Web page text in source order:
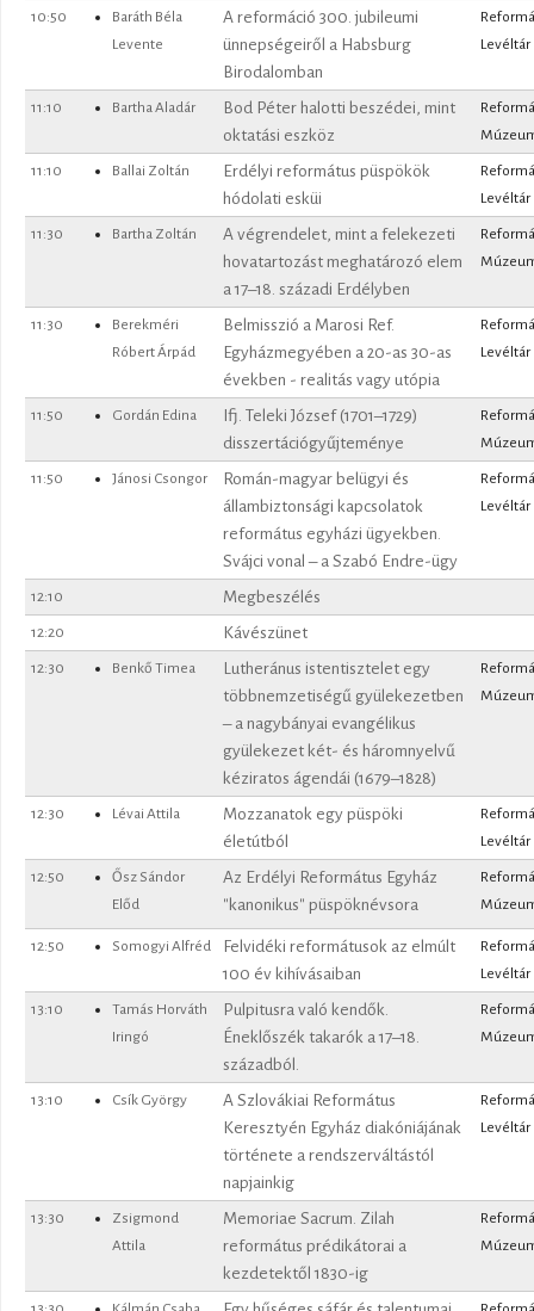
10:50
Baráth Béla
Levente
A reformáció 300. jubileumi
ünnepségeiről a Habsburg
Birodalomban
Levéltár
11:10 Bartha Aladár
Bod Péter halotti beszédei, mint
oktatási eszköz
11:10 Ballai Zoltán
Erdélyi református püspökök
hódolati esküi
Levéltár
11:30 Bartha Zoltán
A végrendelet, mint a felekezeti
hovatartozást meghatározó elem
a 17–18. századi Erdélyben
11:30
Berekméri
Róbert Árpád
Belmisszió a Marosi Ref.
Egyházmegyében a 20-as 30-as
években - realitás vagy utópia
Levéltár
11:50 Gordán Edina
Ifj. Teleki József (1701–1729)
disszertációgyűjteménye
11:50 Jánosi Csongor
Román-magyar belügyi és
állambiztonsági kapcsolatok
református egyházi ügyekben.
Svájci vonal – a Szabó Endre-ügy
Levéltár
12:10 Megbeszélés
12:20 Kávészünet
12:30 Benkő Timea
Lutheránus istentisztelet egy
többnemzetiségű gyülekezetben
– a nagybányai evangélikus
gyülekezet két- és háromnyelvű
kéziratos ágendái (1679–1828)
12:30 Lévai Attila
Mozzanatok egy püspöki
életútból
Levéltár
12:50
Ősz Sándor
Előd
Az Erdélyi Református Egyház
"kanonikus" püspöknévsora
12:50 Somogyi Alfréd
Felvidéki reformátusok az elmúlt
100 év kihívásaiban
Levéltár
13:10
Tamás Horváth
Iringó
Pulpitusra való kendők.
Éneklőszék takarók a 17–18.
századból.
13:10 Csík György
A Szlovákiai Református
Keresztyén Egyház diakóniájának
története a rendszerváltástól
napjainkig
Levéltár
13:30
Zsigmond
Attila
Memoriae Sacrum. Zilah
református prédikátorai a
kezdetektől 1830-ig